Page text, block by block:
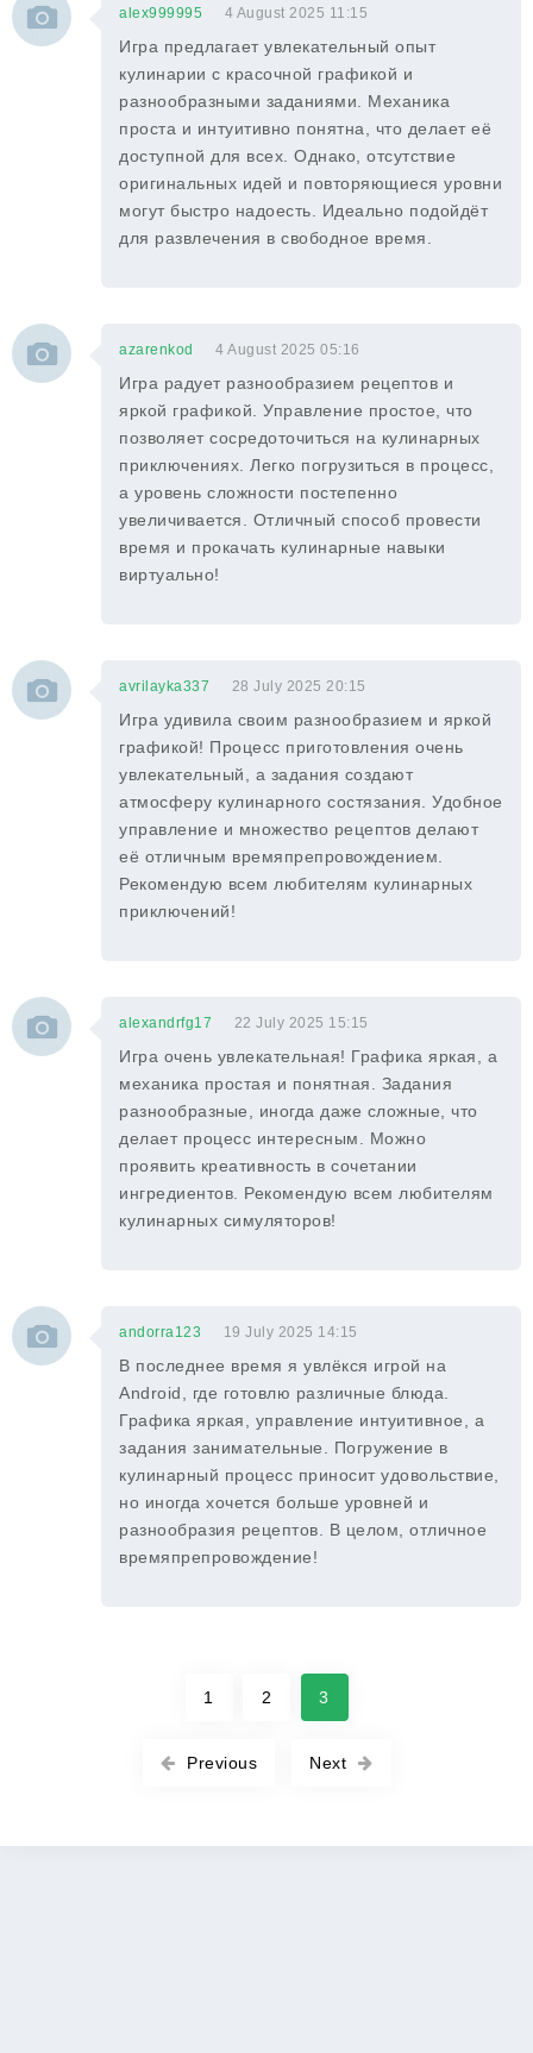
alex999995 4 August 2025 11:15
Игра предлагает увлекательный опыт
кулинарии с красочной графикой и
разнообразными заданиями. Механика
проста и интуитивно понятна, что делает её
доступной для всех. Однако, отсутствие
оригинальных идей и повторяющиеся уровни
могут быстро надоесть. Идеально подойдёт
для развлечения в свободное время.
azarenkod 4 August 2025 05:16
Игра радует разнообразием рецептов и
яркой графикой. Управление простое, что
позволяет сосредоточиться на кулинарных
приключениях. Легко погрузиться в процесс,
а уровень сложности постепенно
увеличивается. Отличный способ провести
время и прокачать кулинарные навыки
виртуально!
avrilayka337 28 July 2025 20:15
Игра удивила своим разнообразием и яркой
графикой! Процесс приготовления очень
увлекательный, а задания создают
атмосферу кулинарного состязания. Удобное
управление и множество рецептов делают
её отличным времяпрепровождением.
Рекомендую всем любителям кулинарных
приключений!
alexandrfg17 22 July 2025 15:15
Игра очень увлекательная! Графика яркая, а
механика простая и понятная. Задания
разнообразные, иногда даже сложные, что
делает процесс интересным. Можно
проявить креативность в сочетании
ингредиентов. Рекомендую всем любителям
кулинарных симуляторов!
andorra123 19 July 2025 14:15
В последнее время я увлёкся игрой на
Android, где готовлю различные блюда.
Графика яркая, управление интуитивное, а
задания занимательные. Погружение в
кулинарный процесс приносит удовольствие,
но иногда хочется больше уровней и
разнообразия рецептов. В целом, отличное
времяпрепровождение!
Previous
1 2 3
Next